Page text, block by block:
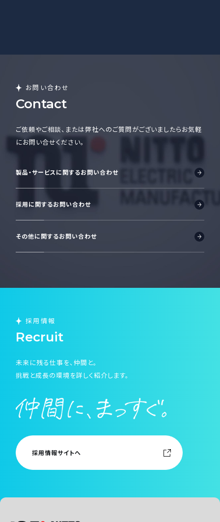
お問い合わせ
Contact
ご依頼やご相談、または弊社へのご質問がございましたらお気軽
にお問い合せください。
製品・サービスに関するお問い合わせ
採用に関するお問い合わせ
その他に関するお問い合わせ
採用情報
Recruit
未来に残る仕事を、仲間と。
挑戦と成長の環境を詳しく紹介します。
採用情報サイトへ